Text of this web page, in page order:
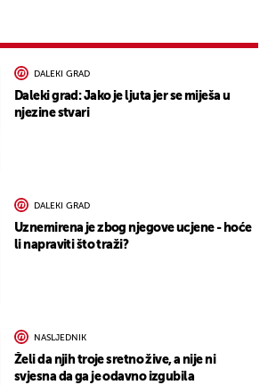
DALEKI GRAD
Daleki grad: Jako je ljuta jer se miješa u
njezine stvari
DALEKI GRAD
Uznemirena je zbog njegove ucjene - hoće
li napraviti što traži?
NASLJEDNIK
Želi da njih troje sretno žive, a nije ni
svjesna da ga je odavno izgubila